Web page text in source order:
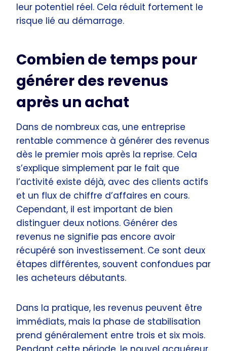
leur potentiel réel. Cela réduit fortement le
risque lié au démarrage.
Combien de temps pour
générer des revenus
après un achat
Dans de nombreux cas, une entreprise
rentable commence à générer des revenus
dès le premier mois après la reprise. Cela
s’explique simplement par le fait que
l’activité existe déjà, avec des clients actifs
et un flux de chiffre d’affaires en cours.
Cependant, il est important de bien
distinguer deux notions. Générer des
revenus ne signifie pas encore avoir
récupéré son investissement. Ce sont deux
étapes différentes, souvent confondues par
les acheteurs débutants.
Dans la pratique, les revenus peuvent être
immédiats, mais la phase de stabilisation
prend généralement entre trois et six mois.